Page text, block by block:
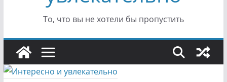
То, что вы не хотели бы пропустить